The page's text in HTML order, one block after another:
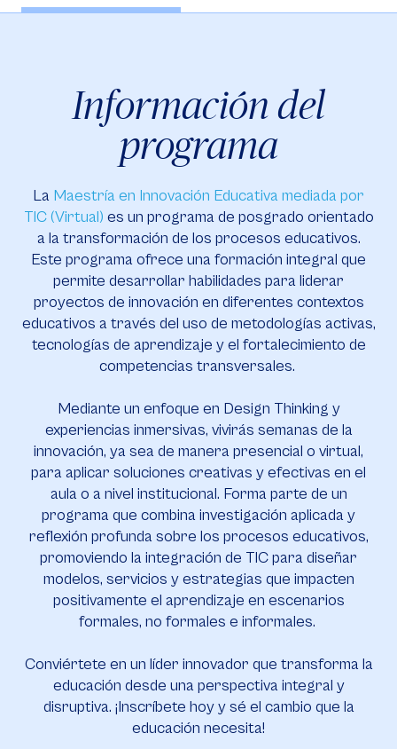
Información del
programa
La Maestría en Innovación Educativa mediada por
TIC (Virtual) es un programa de posgrado orientado
a la transformación de los procesos educativos.
Este programa ofrece una formación integral que
permite desarrollar habilidades para liderar
proyectos de innovación en diferentes contextos
educativos a través del uso de metodologías activas,
tecnologías de aprendizaje y el fortalecimiento de
competencias transversales.
Mediante un enfoque en Design Thinking y
experiencias inmersivas, vivirás semanas de la
innovación, ya sea de manera presencial o virtual,
para aplicar soluciones creativas y efectivas en el
aula o a nivel institucional. Forma parte de un
programa que combina investigación aplicada y
reflexión profunda sobre los procesos educativos,
promoviendo la integración de TIC para diseñar
modelos, servicios y estrategias que impacten
positivamente el aprendizaje en escenarios
formales, no formales e informales.
Conviértete en un líder innovador que transforma la
educación desde una perspectiva integral y
disruptiva. ¡Inscríbete hoy y sé el cambio que la
educación necesita!